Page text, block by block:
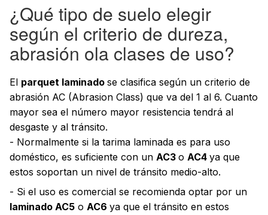
¿Qué tipo de suelo elegir
según el criterio de dureza,
abrasión ola clases de uso?
El parquet laminado se clasifica según un criterio de
abrasión AC (Abrasion Class) que va del 1 al 6. Cuanto
mayor sea el número mayor resistencia tendrá al
desgaste y al tránsito.
- Normalmente si la tarima laminada es para uso
doméstico, es suficiente con un AC3 o AC4 ya que
estos soportan un nivel de tránsito medio-alto.
- Si el uso es comercial se recomienda optar por un
laminado AC5 o AC6 ya que el tránsito en estos